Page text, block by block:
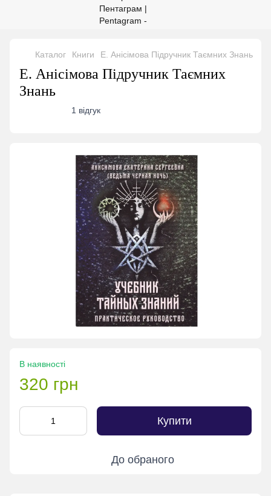
Каталог Книги Е. Анісімова Підручник Таємних Знань
Е. Анісімова Підручник Таємних
Знань
1 відгук
В наявності
320 грн
Купити
До обраного